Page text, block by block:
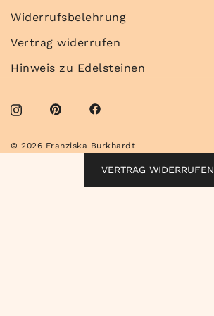
Widerrufsbelehrung
Vertrag widerrufen
Hinweis zu Edelsteinen
© 2026 Franziska Burkhardt
VERTRAG WIDERRUFEN